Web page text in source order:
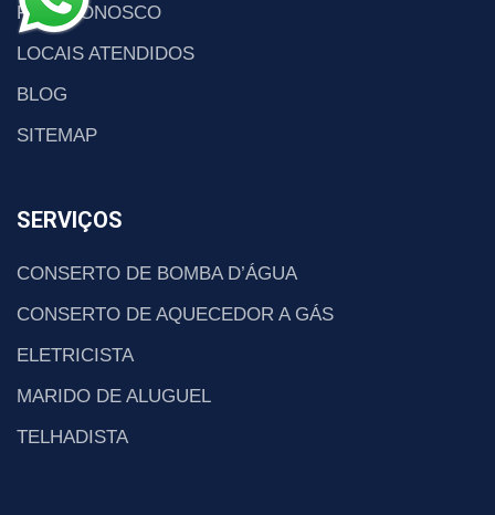
FALE CONOSCO
LOCAIS ATENDIDOS
BLOG
SITEMAP
SERVIÇOS
CONSERTO DE BOMBA D’ÁGUA
CONSERTO DE AQUECEDOR A GÁS
ELETRICISTA
MARIDO DE ALUGUEL
TELHADISTA